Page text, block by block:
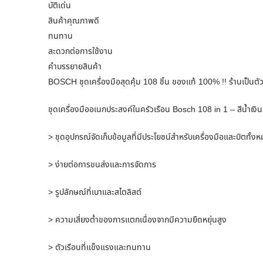
บัติเด่น
สินค้าคุณภาพดี
ทนทาน
สะดวกต่อการใช้งาน
คำบรรยายสินค้า
BOSCH ชุดเครื่องมือสุดคุ้ม 108 ชิ้น ของแท้ 100% !! ร้านเป็นตั
ชุดเครื่องมืออเนกประสงค์ในครัวเรือน Bosch 108 in 1 – สีน้ำเงิน
> ชุดอุปกรณ์จัดเก็บข้อมูลที่มีประโยชน์สำหรับเครื่องมือและบิตทั้ง
> ง่ายต่อการขนส่งและการจัดการ
> รูปลักษณ์ที่เบาและสไตลิสต์
> ความเสี่ยงต่ำของการแตกเนื่องจากมีความยืดหยุ่นสูง
> ตัวเรือนที่แข็งแรงและทนทาน